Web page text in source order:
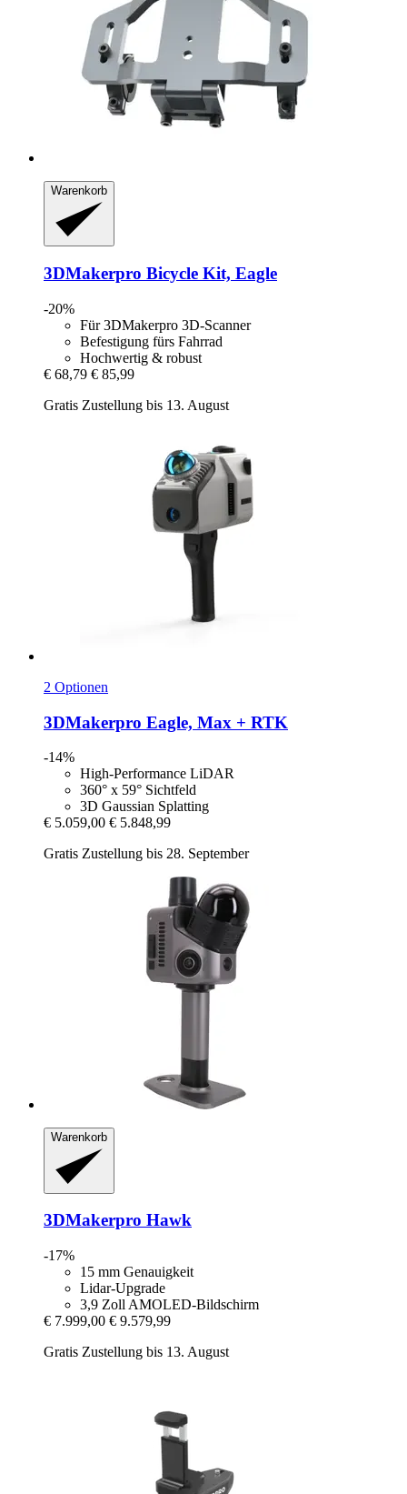
Warenkorb
3DMakerpro Bicycle Kit, Eagle
-20%
Für 3DMakerpro 3D-Scanner
Befestigung fürs Fahrrad
Hochwertig & robust
€ 68,79 € 85,99
Gratis Zustellung bis 13. August
2 Optionen
3DMakerpro Eagle, Max + RTK
-14%
High-Performance LiDAR
360° x 59° Sichtfeld
3D Gaussian Splatting
€ 5.059,00 € 5.848,99
Gratis Zustellung bis 28. September
Warenkorb
3DMakerpro Hawk
-17%
15 mm Genauigkeit
Lidar-Upgrade
3,9 Zoll AMOLED-Bildschirm
€ 7.999,00 € 9.579,99
Gratis Zustellung bis 13. August